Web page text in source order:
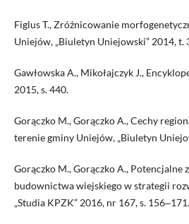
Figlus T., Zróżnicowanie
Uniejów, „Biuletyn Uniejowski” 2014, t.
Gawłowska A., Mikołajczyk J.,
2015, s. 440.
Gorączko M., Gorączko A., Cechy
terenie gminy Uniejów, „Biuletyn
Gorączko M., Gorączko A., Potencjalne
budownictwa wiejskiego w strategii
„Studia KPZK” 2016, nr 167, s. 156‒171.